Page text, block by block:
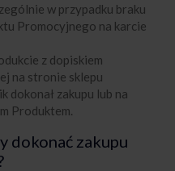
w przypadku braku
Promocyjnego na karcie
z dopiskiem
na stronie sklepu
zakupu lub na
Produktem.
dokonać zakupu